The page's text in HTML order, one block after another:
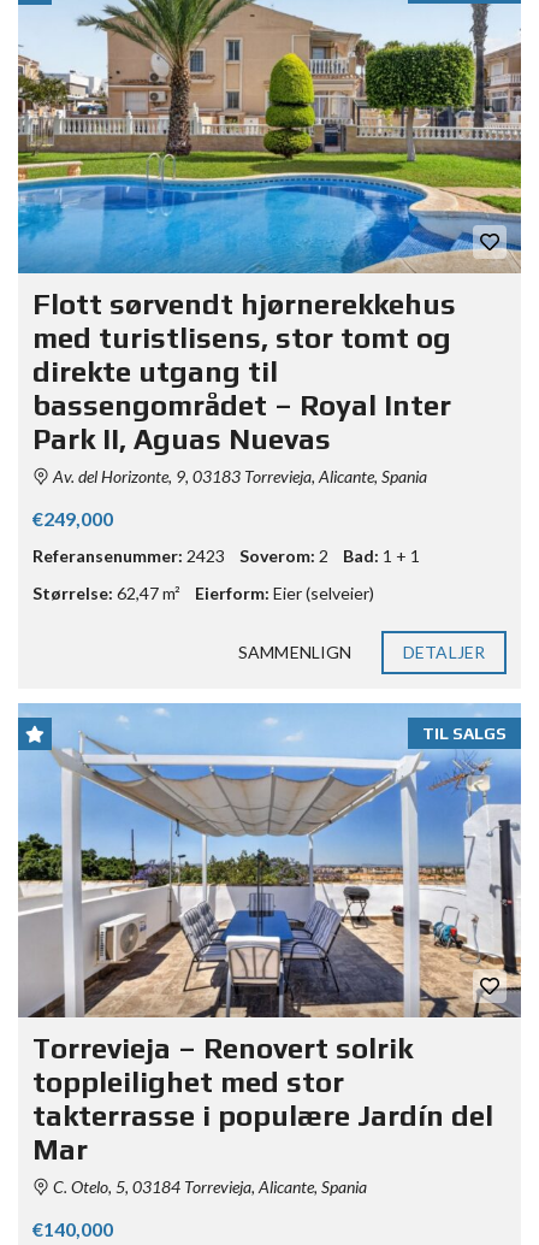
Flott sørvendt hjørnerekkehus
med turistlisens, stor tomt og
direkte utgang til
bassengområdet – Royal Inter
Park II, Aguas Nuevas
Av. del Horizonte, 9, 03183 Torrevieja, Alicante, Spania
€249,000
Referansenummer: 2423 Soverom: 2 Bad: 1 + 1
Størrelse: 62,47 m² Eierform: Eier (selveier)
SAMMENLIGN DETALJER
TIL SALGS
Torrevieja – Renovert solrik
toppleilighet med stor
takterrasse i populære Jardín del
Mar
C. Otelo, 5, 03184 Torrevieja, Alicante, Spania
€140,000